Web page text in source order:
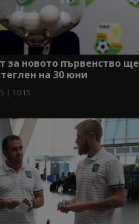
за новото първенство ще
на 30 юни
| 10:15